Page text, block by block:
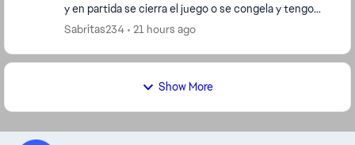
y en partida se cierra el juego o se congela y tengo
que cerrar el juego para poderlo soluciona...
Sabritas234 21 hours ago
Show More